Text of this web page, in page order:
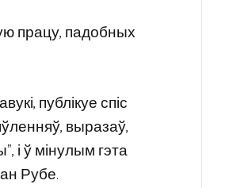
працу, падобных
публікуе спіс
выразаў,
і ў мінулым гэта
Рубе.